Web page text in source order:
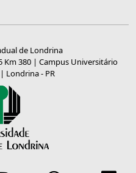
de Londrina
Km 380 | Campus Universitário
| Londrina - PR